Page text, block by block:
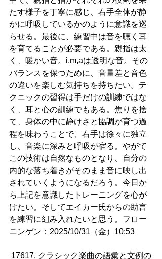
たす様子を丁寧に感じ、右手全体が静
かに呼吸しているかのように意識を巡
らせる。最後に、練習中は音を聴く耳
を育てることが必要である。親指は太
く、暖かい音。i,m,aは透明な音。その
バランスを保つために、音量差と音色
の違いを楽しむ気持ちを持ちたい。テ
クニックの習得は手だけの訓練ではな
く、耳と心の訓練でもある。焦りを捨
て、身体の中に静けさと協調が育つ過
程を味わうことで、右手は徐々に独立
し、音楽に深みと呼吸が宿る。やがて
この技術は自然なものとなり、自分の
内的な落ち着きがそのまま音に映し出
されていくようになるだろう。今日か
ら上記を意識したトレーニングを心が
けたい。そしてエイカー氏からの助言
を練習に組み入れたいと思う。フロー
ニンゲン：2025/10/31（金）10:53
17617. クラシック楽曲の語彙と文例の